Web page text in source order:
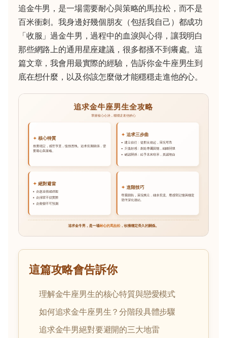
追金牛男，是一場需要耐心與策略的馬拉松，而不是
百米衝刺。我身邊好幾個朋友（包括我自己）都成功
「收服」過金牛男，過程中的血淚與心得，讓我明白
那些網路上的通用星座建議，很多都搔不到癢處。這
篇文章，我會用最實際的經驗，告訴你金牛座男生到
底在想什麼，以及你該怎麼做才能穩穩走進他的心。
這篇攻略會告訴你
理解金牛座男生的核心特質與戀愛模式
如何追求金牛座男生？分階段具體步驟
追求金牛男絕對要避開的三大地雷